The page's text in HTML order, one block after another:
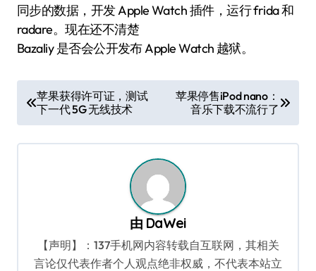
同步的数据，开发 Apple Watch 插件，运行 frida 和
radare。现在还不清楚
Bazaliy 是否会公开发布 Apple Watch 越狱。
章
导
苹果获得许可证，测试
下一代 5G 无线技术
苹果停售iPod nano：
音乐下载不流行了
由 DaWei
【声明】：137手机网内容转载自互联网，其相关
言论仅代表作者个人观点绝非权威，不代表本站立